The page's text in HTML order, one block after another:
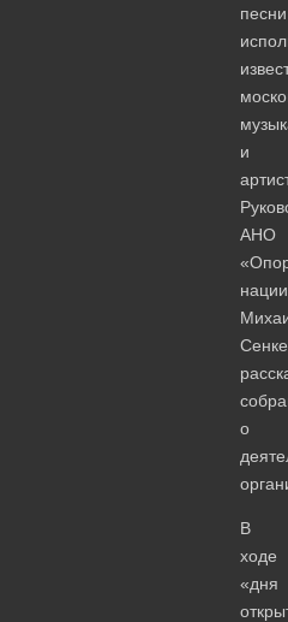
песни
и
АНО
о
В
ходе
«дня